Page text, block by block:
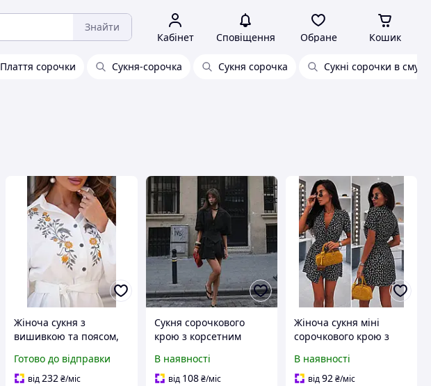
Знайти
Кабінет Сповіщення Обране Кошик
Плаття сорочки Сукня-сорочка Сукня сорочка Сукні сорочки в
Жіноча сукня з
вишивкою та поясом,
сорочкового крою з
довгим рукавом,
Готово до відправки
від232₴/міс
Сукня сорочкового
крою з корсетним
В наявності
від 108 ₴/міс
Жіноча сукня міні
сорочкового крою з
В наявності
від92₴/міс